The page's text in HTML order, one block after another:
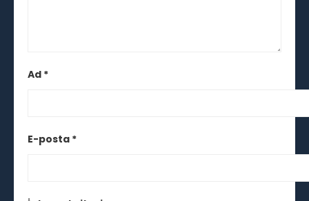
Ad *
E-posta *